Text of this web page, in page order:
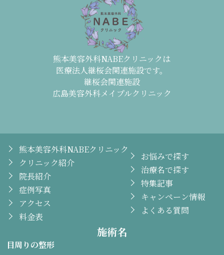
熊本美容外科NABEクリニックは
医療法人継桜会関連施設です。
継桜会関連施設
広島美容外科メイプルクリニック
熊本美容外科NABEクリニック
クリニック紹介
院長紹介
症例写真
アクセス
料金表
お悩みで探す
治療名で探す
特集記事
キャンペーン情報
よくある質問
施術名
目周りの整形